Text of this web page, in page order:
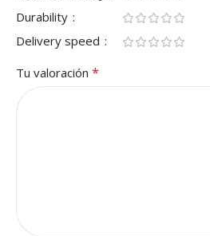
Durability
Delivery speed
Tu valoración *